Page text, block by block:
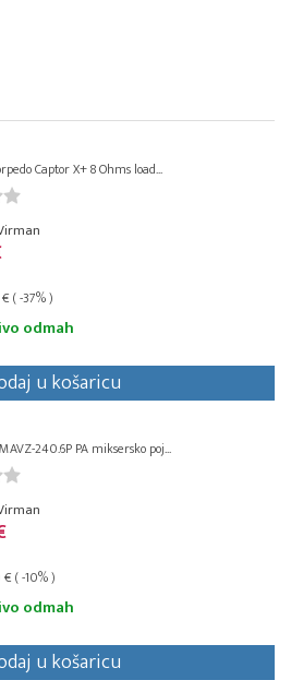
Captor X+ 8 Ohms load...
( -37% )
odmah
u košaricu
240.6P PA miksersko poj...
( -10% )
odmah
u košaricu